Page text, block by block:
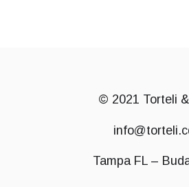
© 2021 Torteli
Tampa FL –